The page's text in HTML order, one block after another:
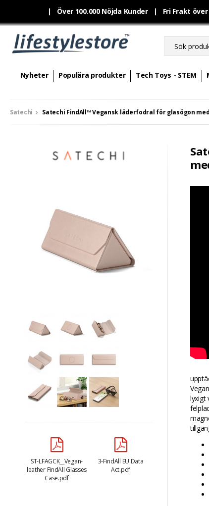
| Över 100.000 Nöjda Kunder | Fri Frakt
Nyheter Populära produkter Tech Toys - STEM
Satechi Satechi FindAll™ Vegansk läderfodral för glasögon
ST-LFAGCK__Vegan-
leather FindAll Glasses
Case.pdf
3-FindAll EU Data
Act.pdf
lyxigt